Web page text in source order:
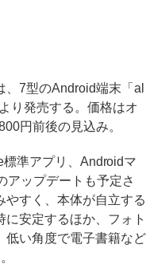
7型のAndroid端末「al
り発売する。価格はオ
円前後の見込み。
準アプリ、Androidマ
アップデートも予定さ
やすく、本体が自立する
安定するほか、フォト
低い角度で電子書籍など